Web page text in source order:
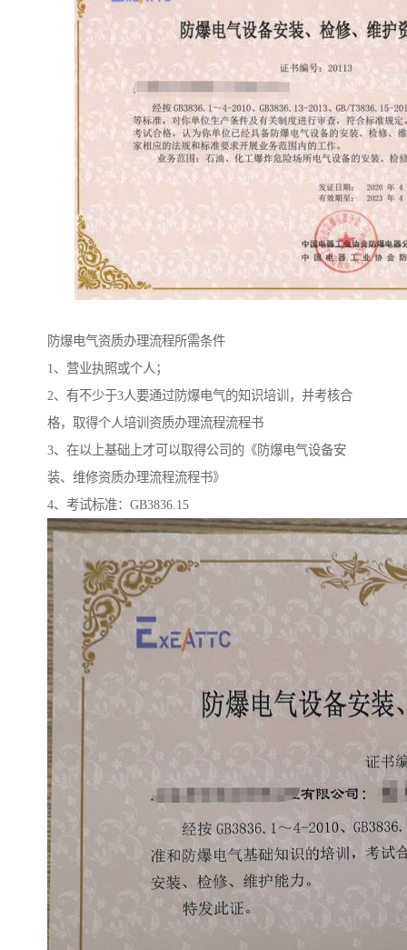
防爆电气资质办理流程所需条件
1、营业执照或个人；
2、有不少于3人要通过防爆电气的知识培训，并考核合
格，取得个人培训资质办理流程流程书
3、在以上基础上才可以取得公司的《防爆电气设备安
装、维修资质办理流程流程书》
4、考试标准：GB3836.15